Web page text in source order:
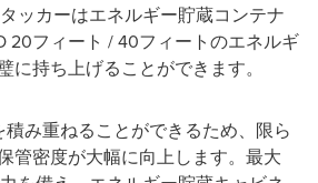
ッカーはエネルギー貯蔵コンテナ
20フィート / 40フィートのエネルギ
に持ち上げることができます。
み重ねることができるため、限ら
管密度が大幅に向上します。最大